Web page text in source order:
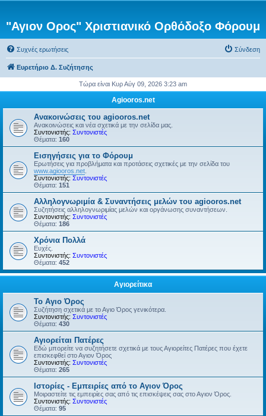
"Αγιον Ορος" Χριστιανικό Ορθόδοξο Φόρουμ
Συχνές ερωτήσεις Σύνδεση
Ευρετήριο Δ. Συζήτησης
Τώρα είναι Κυρ Αύγ 09, 2026 3:23 am
Agiooros.net
Ανακοινώσεις του agiooros.net
Ανακοινώσεις και νέα σχετικά με την σελίδα μας.
Συντονιστής: Συντονιστές
Θέματα: 160
Εισηγήσεις για το Φόρουμ
Ερωτήσεις για προβλήματα και προτάσεις σχετικές με την σελίδα του
www.agiooros.net
Συντονιστής: Συντονιστές
Θέματα: 151
Αλληλογνωριμία & Συναντήσεις μελών του agiooros.net
Συζητήσεις αλληλογνωριμίας μελών και οργάνωσης συναντήσεων.
Συντονιστής: Συντονιστές
Θέματα: 186
Χρόνια Πολλά
Ευχές.
Συντονιστής: Συντονιστές
Θέματα: 452
Αγιορείτικα
Το Αγιο Όρος
Συζήτηση σχετικά με το Αγιο Όρος γενικότερα.
Συντονιστής: Συντονιστές
Θέματα: 430
Αγιορείται Πατέρες
Εδώ μπορείτε να συζητήσετε σχετικά με τους Αγιορείτες Πατέρες που έχετε
επισκεφθεί στο Αγιον Όρος
Συντονιστής: Συντονιστές
Θέματα: 265
Ιστορίες - Εμπειρίες από το Αγιον Όρος
Μοιραστείτε τις εμπειρίες σας από τις επισκέψεις σας στο Αγιον Όρος.
Συντονιστής: Συντονιστές
Θέματα: 95